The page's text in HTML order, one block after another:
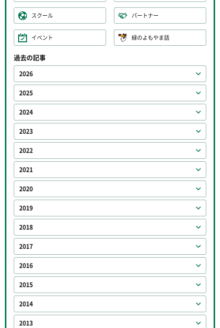
スクール パートナー
イベント 緑のよもやま話
過去の記事
2026
2025
2024
2023
2022
2021
2020
2019
2018
2017
2016
2015
2014
2013